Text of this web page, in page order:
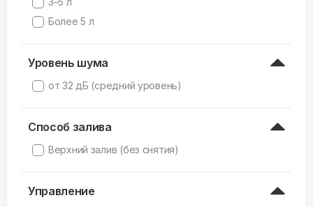
Более 5 л
Уровень шума
от 32 дБ (средний уровень)
Способ залива
Верхний залив (без снятия)
Управление